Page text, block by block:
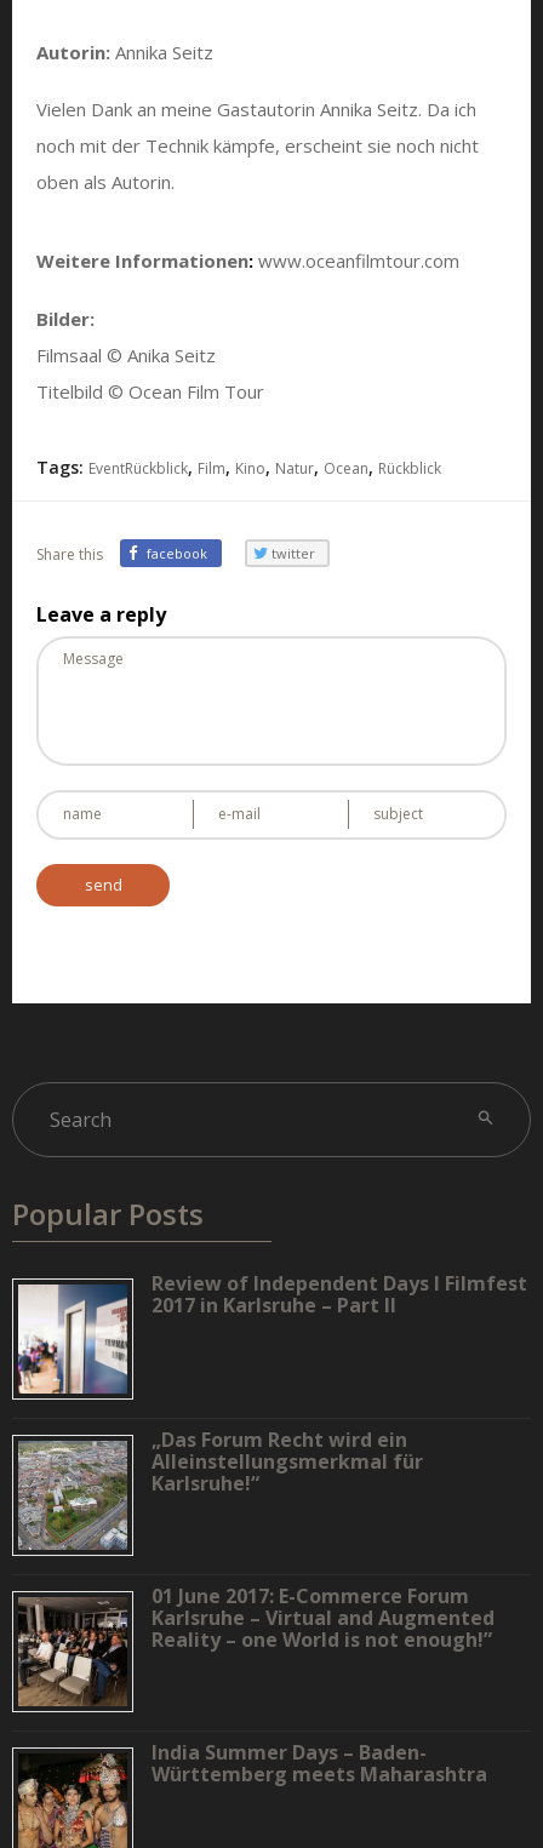
Autorin: Annika Seitz
Vielen Dank an meine Gastautorin Annika Seitz. Da ich
noch mit der Technik kämpfe, erscheint sie noch nicht
oben als Autorin.
Weitere Informationen: www.oceanfilmtour.com
Bilder:
Filmsaal © Anika Seitz
Titelbild © Ocean Film Tour
Tags: EventRückblick, Film, Kino, Natur, Ocean, Rückblick
Share this facebook twitter
Leave a reply
Popular Posts
Review of Independent Days I Filmfest
2017 in Karlsruhe – Part II
„Das Forum Recht wird ein
Alleinstellungsmerkmal für
Karlsruhe!“
01 June 2017: E-Commerce Forum
Karlsruhe – Virtual and Augmented
Reality – one World is not enough!”
India Summer Days – Baden-
Württemberg meets Maharashtra